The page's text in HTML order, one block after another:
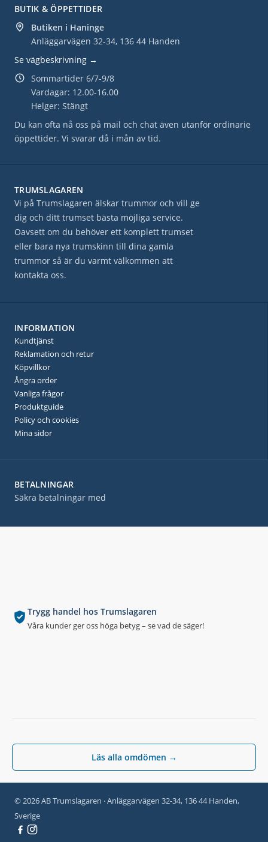
© 2026 AB Trumslagaren · Anläggarvägen 32-34, 136 44 Handen,
Sverige
Trygg handel hos Trumslagaren
Våra kunder ger oss höga betyg – se vad de säger!
Läs alla omdömen →
BUTIK & ÖPPETTIDER
Butiken i Haninge
Anläggarvägen 32-34, 136 44 Handen
Se vägbeskrivning →
Sommartider 6/7-9/8
Vardagar: 12.00-16.00
Helger: Stängt
Du kan ofta nå oss på mail och chat även utanför ordinarie
öppettider. Vi svarar då i mån av tid.
BETALNINGAR
Säkra betalningar med
TRUMSLAGAREN
Vi på Trumslagaren älskar trummor och vill ge
dig och ditt trumset bästa möjliga service.
Oavsett om du behöver ett komplett trumset
eller bara nya trumskinn till dina gamla
trummor så är du varmt välkommen att
kontakta oss.
INFORMATION
Kundtjänst
Reklamation och retur
Köpvillkor
Ångra order
Vanliga frågor
Produktguide
Policy och cookies
Mina sidor